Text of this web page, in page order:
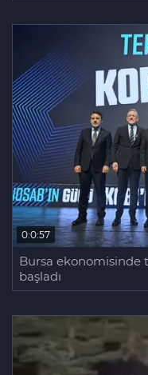
0:0:57
Bursa ekonomisinde
başladı